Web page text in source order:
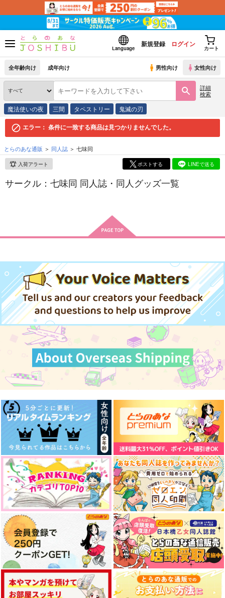
Language
新規登録 ログイン
カート
全年齢向け 成年向け 男性向け 女性向け
詳細
検索
魔法使いの夜 三間 タペストリー 鬼滅の刃
エラー： 条件に一致する商品は見つかりませんでした。
とらのあな通販 同人誌 七味同
入荷アラート ポストする LINEで送る
サークル：七味同 同人誌・同人グッズ一覧